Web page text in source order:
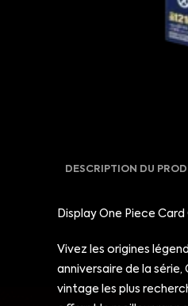
DESCRIPTION DU
Display One Piece
Vivez les origines
anniversaire de la
vintage les plus